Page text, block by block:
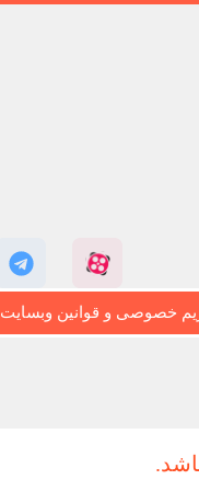
خصوصی و قوانین وبسایت